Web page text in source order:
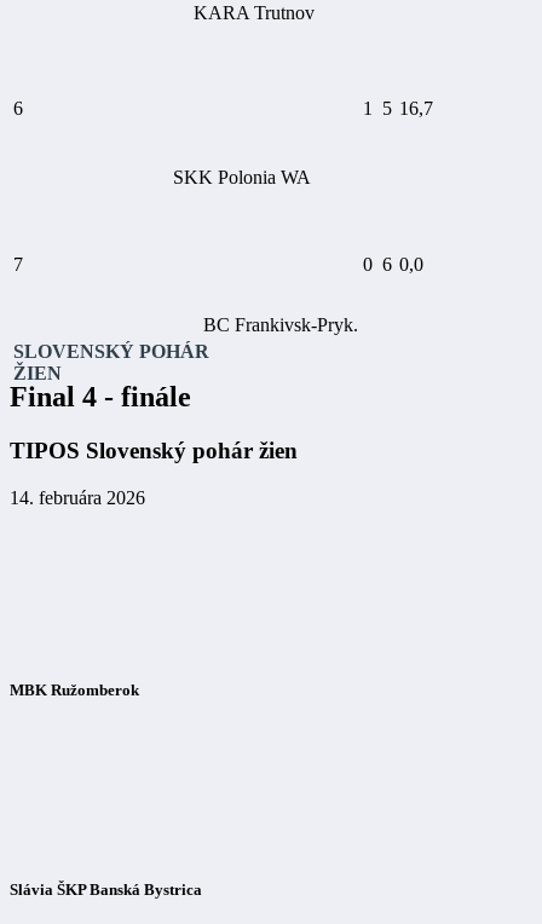
KARA Trutnov
6
SKK Polonia WA
1 5 16,7
7
BC Frankivsk-Pryk.
0 6 0,0
SLOVENSKÝ POHÁR
ŽIEN
Final 4 - finále
TIPOS Slovenský pohár žien
14. februára 2026
MBK Ružomberok
Slávia ŠKP Banská Bystrica